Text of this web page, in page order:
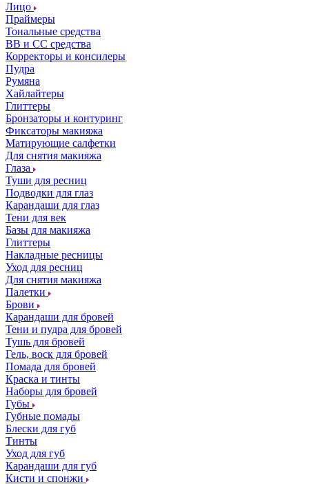
Лицо
Праймеры
Тональные средства
ВВ и СС средства
Корректоры и консилеры
Пудра
Румяна
Хайлайтеры
Глиттеры
Бронзаторы и контуринг
Фиксаторы макияжа
Матирующие салфетки
Для снятия макияжа
Глаза
Туши для ресниц
Подводки для глаз
Карандаши для глаз
Тени для век
Базы для макияжа
Глиттеры
Накладные ресницы
Уход для ресниц
Для снятия макияжа
Палетки
Брови
Карандаши для бровей
Тени и пудра для бровей
Тушь для бровей
Гель, воск для бровей
Помада для бровей
Краска и тинты
Наборы для бровей
Губы
Губные помады
Блески для губ
Тинты
Уход для губ
Карандаши для губ
Кисти и спонжи